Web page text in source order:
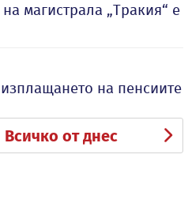
магистрала „Тракия“ е
на пенсиите
Всичко от днес